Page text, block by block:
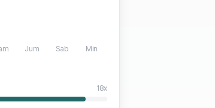
Jum Sab Min
18x